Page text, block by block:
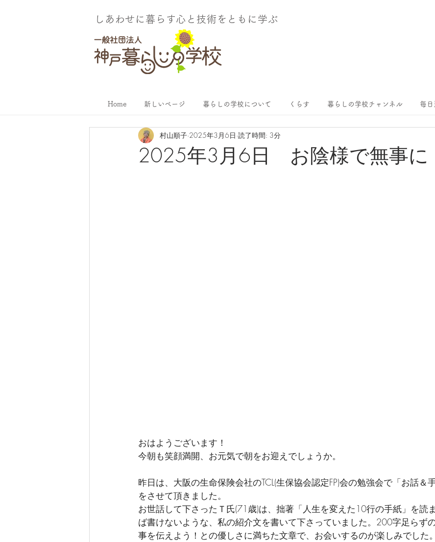
しあわせに暮らす​心と技術をともに学ぶ
Home 新しいページ 暮らしの学校について くらす 暮らしの学校チャンネル 毎
2025年3月6日 お陰様で無事に
村山順子 2025年3月6日 読了時間: 3分
おはようございます！
今朝も笑顔満開、お元気で朝をお迎えでしょうか。
昨日は、大阪の生命保険会社のTCL(生保協会認定FP)会の勉強会で「お話＆
をさせて頂きました。
お世話して下さったＴ氏(71歳)は、拙著「人生を変えた10行の手紙」を読
ば書けないような、私の紹介文を書いて下さっていました。200字足らず
事を伝えよう！との優しさに満ちた文章で、お会いするのが楽しみでした。